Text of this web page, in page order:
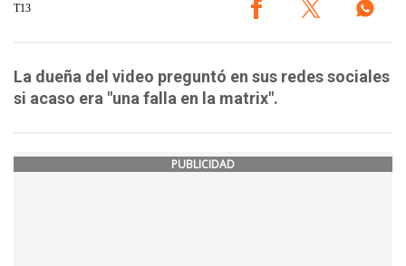
T13
La dueña del video preguntó en sus redes sociales
si acaso era "una falla en la matrix".
PUBLICIDAD